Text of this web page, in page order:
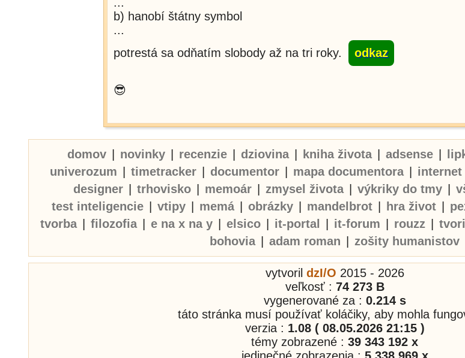
b) hanobí štátny symbol
...
potrestá sa odňatím slobody až na tri roky.
odkaz
😎
domov novinky recenzie dziovina kniha života adsense
univerozum
timetracker documentor mapa documentora internet
designer
trhovisko memoár zmysel života výkriky do tmy
test inteligencie
vtipy memá obrázky mandelbrot hra život
tvorba
filozofia e na x na y elsico it-portal it-forum rouzz
bohovia
adam roman zošity humanistov
vytvoril dzI/O 2015 - 2026
veľkosť : 74 273 B
vygenerované za : 0.214 s
táto stránka musí používať koláčiky, aby mohla
verzia : 1.08 ( 08.05.2026 21:15 )
témy zobrazené : 39 343 192 x